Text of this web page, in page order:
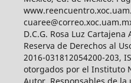
D.C.G. Rosa Luz
Reserva de Derechos al
2016-031812054200-203,
otorgados por el Instituto